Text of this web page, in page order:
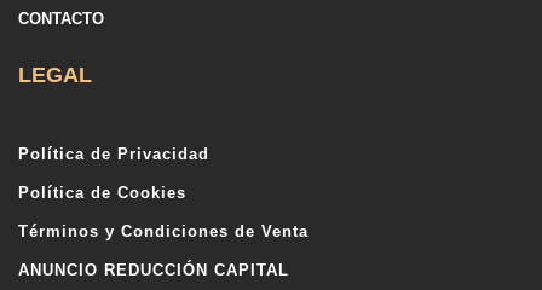
CONTACTO
LEGAL
Política de Privacidad
Política de Cookies
Términos y Condiciones de Venta
ANUNCIO REDUCCIÓN CAPITAL